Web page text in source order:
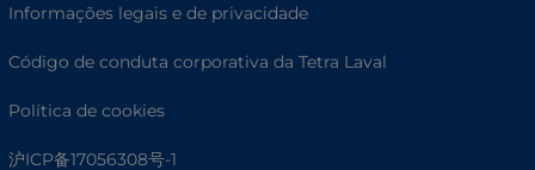
Informações legais e de privacidade
Código de conduta corporativa da Tetra Laval
Política de cookies
沪ICP备17056308号-1